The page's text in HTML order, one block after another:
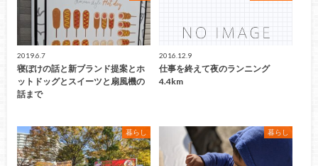
2019.6.7
寝ぼけの話と新ブランド提案とホ
ットドッグとスイーツと扇風機の
話まで
2016.12.9
仕事を終えて夜のランニング
4.4km
暮らし 暮らし